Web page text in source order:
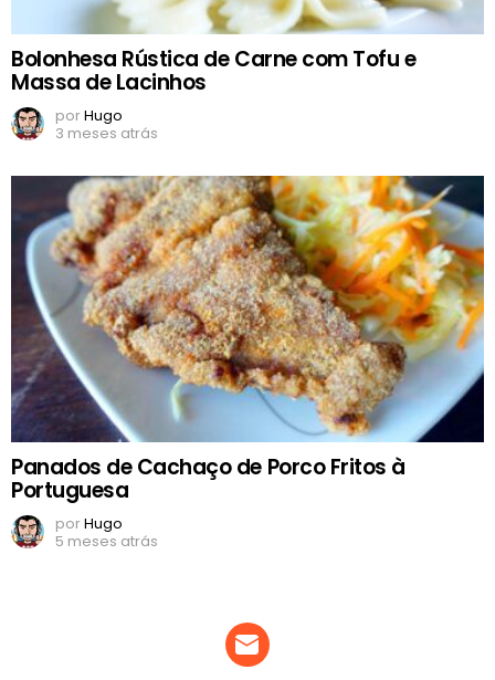
Bolonhesa Rústica de Carne com Tofu e
Massa de Lacinhos
porHugo
3 meses atrás
Panados de Cachaço de Porco Fritos à
Portuguesa
porHugo
5 meses atrás